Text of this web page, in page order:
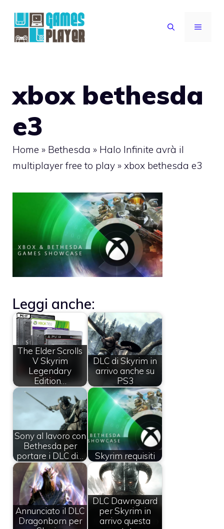
contenuto
MENU
xbox bethesda
e3
Home » Bethesda » Halo Infinite avrà il
multiplayer free to play » xbox bethesda e3
Leggi anche:
The Elder Scrolls
V Skyrim
Legendary
Edition…
DLC di Skyrim in
arrivo anche su
PS3
Sony al lavoro con
Bethesda per
portare i DLC di…
Skyrim requisiti
Annunciato il DLC
Dragonborn per
DLC Dawnguard
per Skyrim in
arrivo questa